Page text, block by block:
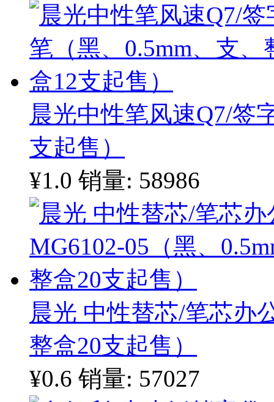
晨光中性笔风速Q7/签
支起售）
¥1.0 销量: 58986
晨光 中性替芯/笔芯办
整盒20支起售）
¥0.6 销量: 57027